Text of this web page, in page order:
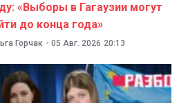
«Выборы в Гагаузии могут
до конца года»
Горчак - 05 Авг. 2026 20:13